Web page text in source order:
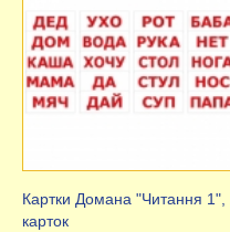
Картки Домана "Читання 1",
карток